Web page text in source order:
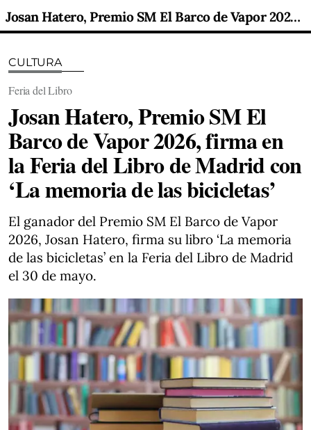
Josan Hatero, Premio SM El Barco de Vapor 2026, firma en la Feria del Libro de Madrid con ‘La memoria de las bicicletas’
CULTURA
Feria del Libro
Josan Hatero, Premio SM El
Barco de Vapor 2026, firma en
la Feria del Libro de Madrid con
‘La memoria de las bicicletas’
El ganador del Premio SM El Barco de Vapor
2026, Josan Hatero, firma su libro ‘La memoria
de las bicicletas’ en la Feria del Libro de Madrid
el 30 de mayo.